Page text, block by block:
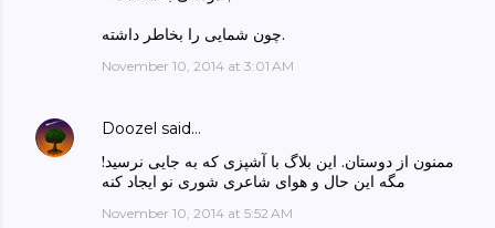
چون شمایی را بخاطر داشته.
November 10, 2014 at 3:01 AM
Doozel said…
ممنون از دوستان. این بلاگ با آشپزی که به جایی نرسید!
مگه این حال و هوای شاعری شوری نو ایجاد کنه
November 10, 2014 at 5:52 AM